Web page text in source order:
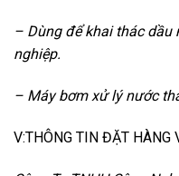
– Dùng để khai thác dầu
nghiệp.
– Máy bơm xử lý nước
V:THÔNG TIN ĐẶT HÀNG